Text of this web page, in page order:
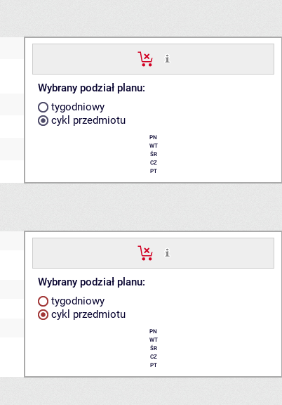
Wybrany podział planu:
tygodniowy
cykl przedmiotu
PN
WT
ŚR
CZ
PT
Wybrany podział planu:
tygodniowy
cykl przedmiotu
PN
WT
ŚR
CZ
PT